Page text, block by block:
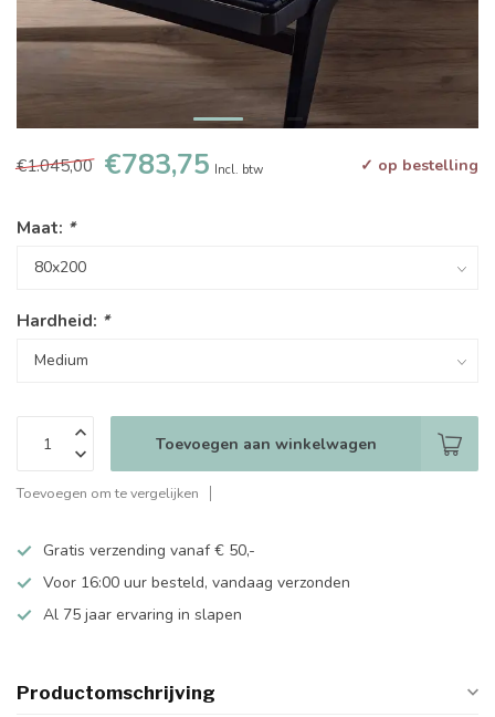
€1.045,00 €783,75 Incl. btw ✓ op bestelling
Maat: *
Hardheid: *
Toevoegen aan winkelwagen
Toevoegen om te vergelijken
Gratis verzending vanaf € 50,-
Voor 16:00 uur besteld, vandaag verzonden
Al 75 jaar ervaring in slapen
Productomschrijving